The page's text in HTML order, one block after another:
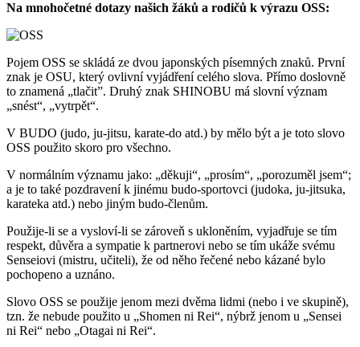
Na mnohočetné dotazy našich žáků a rodičů k výrazu OSS:
Pojem OSS se skládá ze dvou japonských písemných znaků. První
znak je OSU, který ovlivní vyjádření celého slova. Přímo doslovně
to znamená „tlačit”. Druhý znak SHINOBU má slovní význam
„snést“, „vytrpět“.
V BUDO (judo, ju-jitsu, karate-do atd.) by mělo být a je toto slovo
OSS použito skoro pro všechno.
V normálním významu jako: „děkuji“, „prosím“, „porozuměl jsem“;
a je to také pozdravení k jinému budo-sportovci (judoka, ju-jitsuka,
karateka atd.) nebo jiným budo-členům.
Použije-li se a vysloví-li se zároveň s ukloněním, vyjadřuje se tím
respekt, důvěra a sympatie k partnerovi nebo se tím ukáže svému
Senseiovi (mistru, učiteli), že od něho řečené nebo kázané bylo
pochopeno a uznáno.
Slovo OSS se použije jenom mezi dvěma lidmi (nebo i ve skupině),
tzn. že nebude použito u „Shomen ni Rei“, nýbrž jenom u „Sensei
ni Rei“ nebo „Otagai ni Rei“.